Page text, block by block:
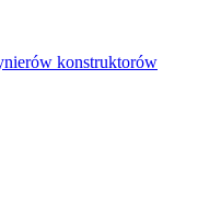
konstruktorów